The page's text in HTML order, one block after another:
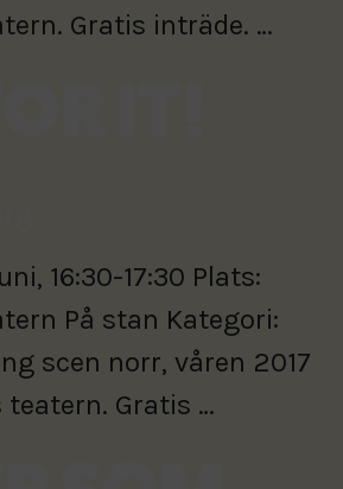
Gratis inträde. …
16:30-17:30 Plats:
På stan Kategori:
scen norr, våren 2017
teatern. Gratis …